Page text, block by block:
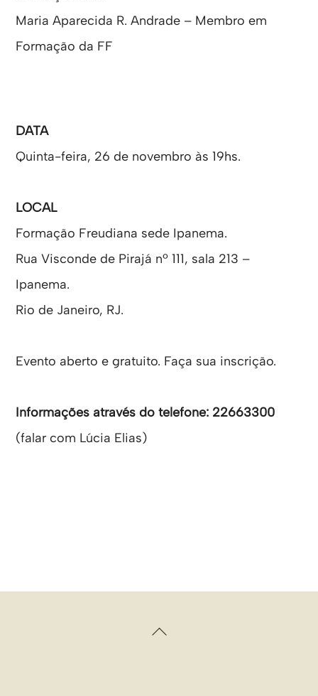
Maria Aparecida R. Andrade – Membro em
Formação da FF
DATA
Quinta-feira, 26 de novembro às 19hs.
LOCAL
Formação Freudiana sede Ipanema.
Rua Visconde de Pirajá nº 111, sala 213 –
Ipanema.
Rio de Janeiro, RJ.
Evento aberto e gratuito. Faça sua inscrição.
Informações através do telefone: 22663300
(falar com Lúcia Elias)
Back